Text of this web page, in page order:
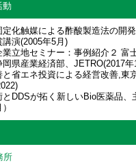
動
定化触媒による酢酸製造法の開
演(2005年5月)
立地セミナー：事例紹介２ 富
県産業経済部、JETRO(2017年
と省エネ投資による経営改善,東
DDSが拓く新しいBio医薬品、
所